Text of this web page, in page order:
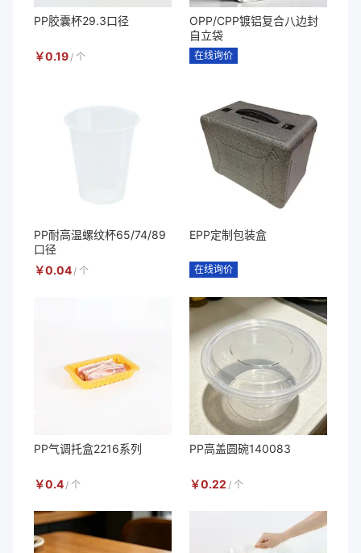
PP胶囊杯29.3口径
￥0.19 / 个
OPP/CPP镀铝复合八边封
自立袋
在线询价
PP耐高温螺纹杯65/74/89
口径
￥0.04 / 个
EPP定制包装盒
在线询价
PP气调托盒2216系列
￥0.4 / 个
PP高盖圆碗140083
￥0.22 / 个